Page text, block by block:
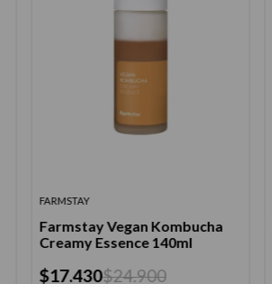
FARMSTAY
Farmstay Vegan Kombucha
Creamy Essence 140ml
$17.430$24.900